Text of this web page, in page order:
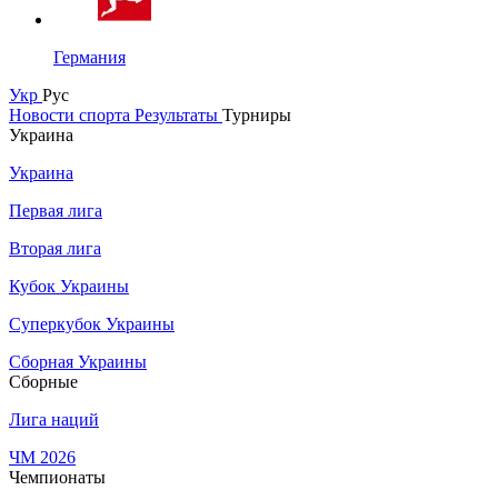
Германия
Укр Рус
Новости спорта Результаты Турниры
Украина
Украина
Первая лига
Вторая лига
Кубок Украины
Суперкубок Украины
Сборная Украины
Сборные
Лига наций
ЧМ 2026
Чемпионаты